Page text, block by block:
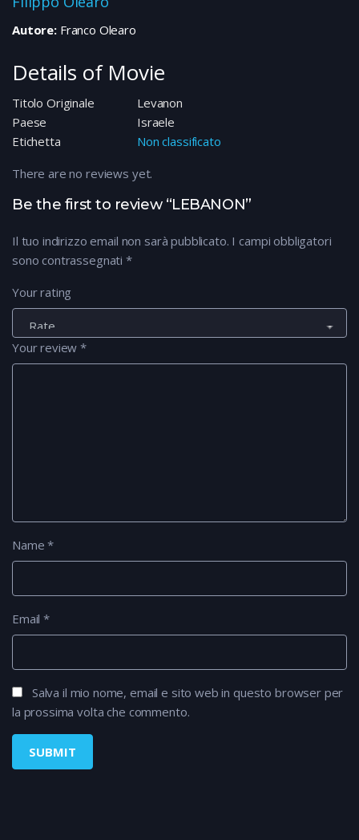
Autore:Franco Olearo
Details of Movie
Titolo Originale
Levanon
Paese
Israele
Etichetta
Non classificato
Be the first to review “LEBANON”
Il tuo indirizzo email non sarà pubblicato. I campi obbligatori
sono contrassegnati *
Your rating
Your review*
Name*
Email*
Salva il mio nome, email e sito web in questo browser per
la prossima volta che commento.
There are no reviews yet.